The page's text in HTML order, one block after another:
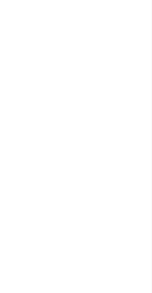
pour
selon les